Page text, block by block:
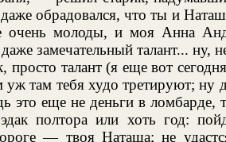
обрадовался, что ты и
молоды, и моя Анна
замечательный талант... ну,
просто талант (я еще вот
там тебя худо третируют; ну
это еще не деньги в ломбарде,
полтора или хоть год:
— твоя Наташа; не